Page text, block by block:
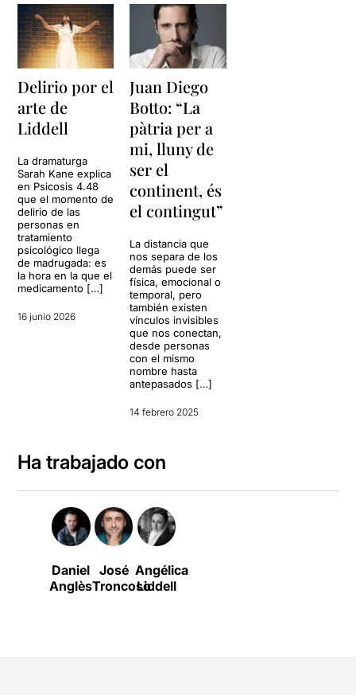
Delirio por el
arte de
Liddell
La dramaturga
Sarah Kane explica
en Psicosis 4.48
que el momento de
delirio de las
personas en
tratamiento
psicológico llega
de madrugada: es
la hora en la que el
medicamento […]
16 junio 2026
Juan Diego
Botto: “La
pàtria per a
mi, lluny de
ser el
continent, és
el contingut”
La distancia que
nos separa de los
demás puede ser
física, emocional o
temporal, pero
también existen
vínculos invisibles
que nos conectan,
desde personas
con el mismo
nombre hasta
antepasados […]
14 febrero 2025
Ha trabajado con
Daniel
Anglès
José
Troncoso
Angélica
Liddell